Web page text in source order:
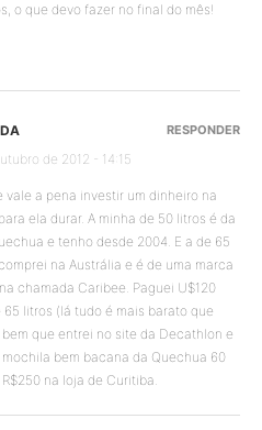
o que devo fazer no final do mês!
de 2012 - 14:15
vale a pena investir um dinheiro na
ela durar. A minha de 50 litros é da
e tenho desde 2004. E a de 65
na Austrália e é de uma marca
chamada Caribee. Paguei U$120
65 litros (lá tudo é mais barato que
bem que entrei no site da Decathlon e
mochila bem bacana da Quechua 60
na loja de Curitiba.
RESPONDER